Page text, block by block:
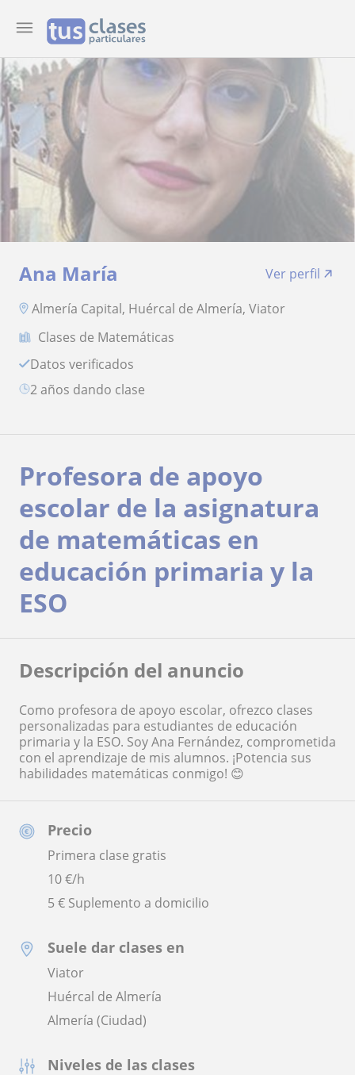
Ana María
Ver perfil
Almería Capital, Huércal de Almería, Viator
Clases de Matemáticas
Datos verificados
2 años dando clase
Precio
Primera clase gratis
10€/h
5 € Suplemento a domicilio
Suele dar clases en
Viator
Huércal de Almería
Almería (Ciudad)
Niveles de las clases
Profesora de apoyo
escolar de la asignatura
de matemáticas en
educación primaria y la
ESO
Descripción del anuncio
Como profesora de apoyo escolar, ofrezco clases
personalizadas para estudiantes de educación
primaria y la ESO. Soy Ana Fernández, comprometida
con el aprendizaje de mis alumnos. ¡Potencia sus
habilidades matemáticas conmigo! 😊